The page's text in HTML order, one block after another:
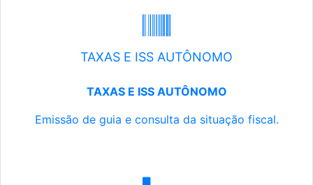
TAXAS E ISS AUTÔNOMO
TAXAS E ISS AUTÔNOMO
Emissão de guia e consulta da situação fiscal.